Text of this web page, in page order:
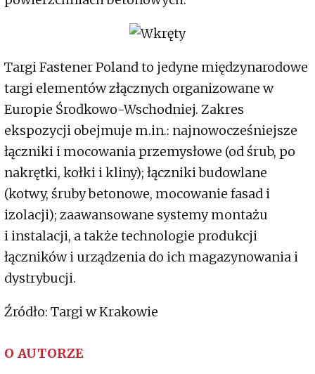
Targi Fastener Poland to jedyne międzynarodowe
targi elementów złącznych organizowane w
Europie Środkowo-Wschodniej. Zakres
ekspozycji obejmuje m.in.: najnowocześniejsze
łączniki i mocowania przemysłowe (od śrub, po
nakrętki, kołki i kliny); łączniki budowlane
(kotwy, śruby betonowe, mocowanie fasad i
izolacji); zaawansowane systemy montażu
i instalacji, a także technologie produkcji
łączników i urządzenia do ich magazynowania i
dystrybucji.
Źródło: Targi w Krakowie
O AUTORZE